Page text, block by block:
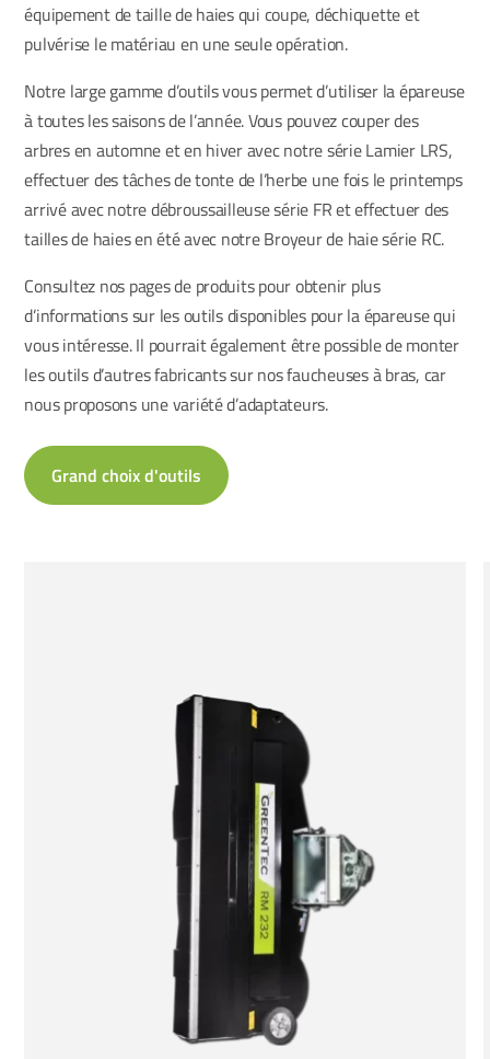
équipement de taille de haies qui coupe, déchiquette et
pulvérise le matériau en une seule opération.
Notre large gamme d’outils vous permet d’utiliser la épareuse
à toutes les saisons de l’année. Vous pouvez couper des
arbres en automne et en hiver avec notre série Lamier LRS,
effectuer des tâches de tonte de l’herbe une fois le printemps
arrivé avec notre débroussailleuse série FR et effectuer des
tailles de haies en été avec notre Broyeur de haie série RC.
Consultez nos pages de produits pour obtenir plus
d’informations sur les outils disponibles pour la épareuse qui
vous intéresse. Il pourrait également être possible de monter
les outils d’autres fabricants sur nos faucheuses à bras, car
nous proposons une variété d’adaptateurs.
Grand choix d'outils